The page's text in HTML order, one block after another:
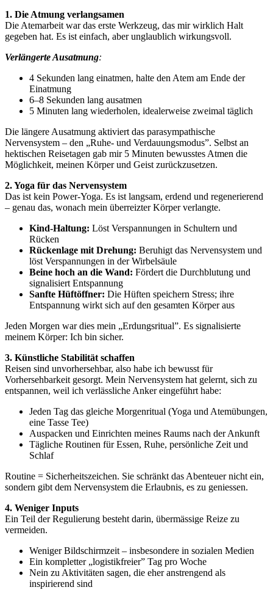
1. Die Atmung verlangsamen
Die Atemarbeit war das erste Werkzeug, das mir wirklich Halt
gegeben hat. Es ist einfach, aber unglaublich wirkungsvoll.
Verlängerte Ausatmung:
4 Sekunden lang einatmen, halte den Atem am Ende der
Einatmung
6–8 Sekunden lang ausatmen
5 Minuten lang wiederholen, idealerweise zweimal täglich
Die längere Ausatmung aktiviert das parasympathische
Nervensystem – den „Ruhe- und Verdauungsmodus”. Selbst an
hektischen Reisetagen gab mir 5 Minuten bewusstes Atmen die
Möglichkeit, meinen Körper und Geist zurückzusetzen.
2. Yoga für das Nervensystem
Das ist kein Power-Yoga. Es ist langsam, erdend und regenerierend
– genau das, wonach mein überreizter Körper verlangte.
Kind-Haltung: Löst Verspannungen in Schultern und
Rücken
Rückenlage mit Drehung: Beruhigt das Nervensystem und
löst Verspannungen in der Wirbelsäule
Beine hoch an die Wand: Fördert die Durchblutung und
signalisiert Entspannung
Sanfte Hüftöffner: Die Hüften speichern Stress; ihre
Entspannung wirkt sich auf den gesamten Körper aus
Jeden Morgen war dies mein „Erdungsritual”. Es signalisierte
meinem Körper: Ich bin sicher.
3. Künstliche Stabilität schaffen
Reisen sind unvorhersehbar, also habe ich bewusst für
Vorhersehbarkeit gesorgt. Mein Nervensystem hat gelernt, sich zu
entspannen, weil ich verlässliche Anker eingeführt habe:
Jeden Tag das gleiche Morgenritual (Yoga und Atemübungen,
eine Tasse Tee)
Auspacken und Einrichten meines Raums nach der Ankunft
Tägliche Routinen für Essen, Ruhe, persönliche Zeit und
Schlaf
Routine = Sicherheitszeichen. Sie schränkt das Abenteuer nicht ein,
sondern gibt dem Nervensystem die Erlaubnis, es zu geniessen.
4. Weniger Inputs
Ein Teil der Regulierung besteht darin, übermässige Reize zu
vermeiden.
Weniger Bildschirmzeit – insbesondere in sozialen Medien
Ein kompletter „logistikfreier” Tag pro Woche
Nein zu Aktivitäten sagen, die eher anstrengend als
inspirierend sind